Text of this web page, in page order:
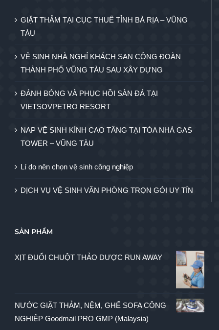
GIẶT THẢM TẠI CỤC THUẾ TỈNH BÀ RỊA – VŨNG
TÀU
VỆ SINH NHÀ NGHỈ KHÁCH SẠN CÔNG ĐOÀN
THÀNH PHỐ VŨNG TÀU SAU XÂY DỰNG
ĐÁNH BÓNG VÀ PHỤC HỒI SÀN ĐÁ TẠI
VIETSOVPETRO RESORT
NAP VỆ SINH KÍNH CAO TẦNG TẠI TÒA NHÀ GAS
TOWER – VŨNG TÀU
Lí do nên chọn vệ sinh công nghiệp
DỊCH VỤ VỆ SINH VĂN PHÒNG TRỌN GÓI UY TÍN
SẢN PHẨM
XỊT ĐUỔI CHUỘT THẢO DƯỢC RUN AWAY
NƯỚC GIẶT THẢM, NỆM, GHẾ SOFA CÔNG
NGHIỆP Goodmail PRO GMP (Malaysia)